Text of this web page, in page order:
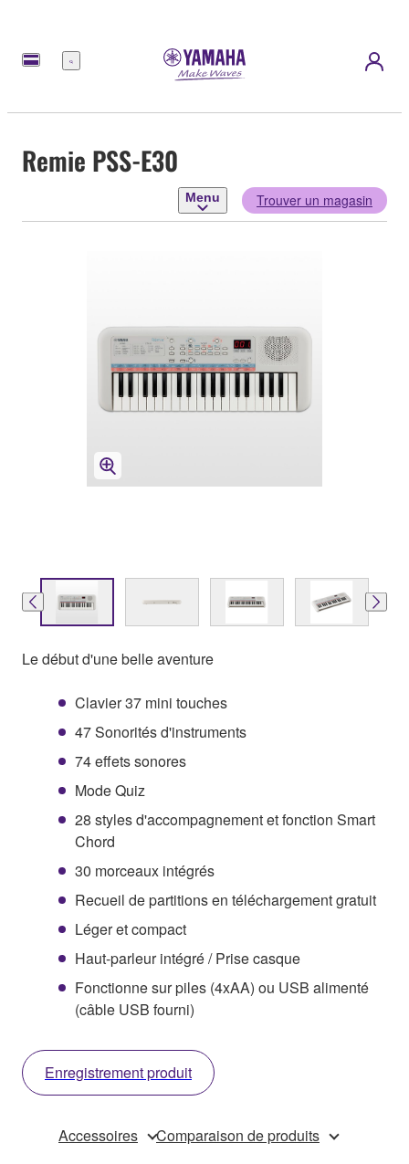
Menu
Remie PSS-E30
Menu Trouver un magasin
Le début d'une belle aventure
Clavier 37 mini touches
47 Sonorités d'instruments
74 effets sonores
Mode Quiz
28 styles d'accompagnement et fonction Smart
Chord
30 morceaux intégrés
Recueil de partitions en téléchargement gratuit
Léger et compact
Haut-parleur intégré / Prise casque
Fonctionne sur piles (4xAA) ou USB alimenté
(câble USB fourni)
Enregistrement produit
Accessoires Comparaison de produits